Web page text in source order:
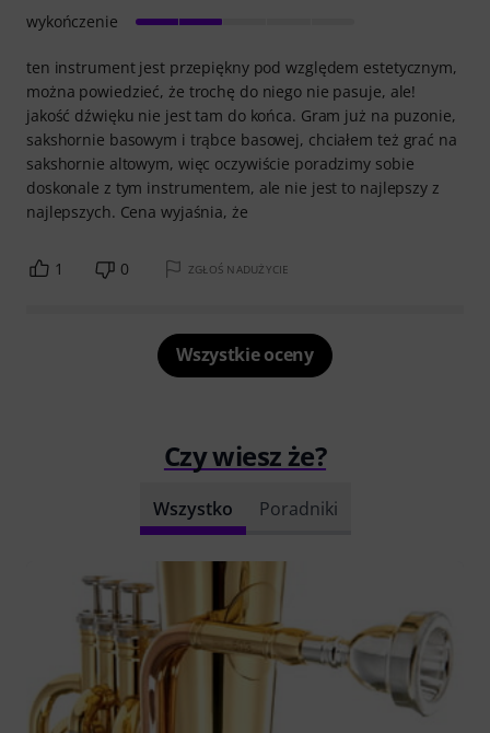
ten instrument jest przepiękny pod względem estetycznym,
można powiedzieć, że trochę do niego nie pasuje, ale!
jakość dźwięku nie jest tam do końca. Gram już na puzonie,
sakshornie basowym i trąbce basowej, chciałem też grać na
sakshornie altowym, więc oczywiście poradzimy sobie
doskonale z tym instrumentem, ale nie jest to najlepszy z
najlepszych. Cena wyjaśnia, że
wykończenie
1 0 ZGŁOŚ NADUŻYCIE
Wszystkie oceny
Czy wiesz że?
Wszystko Poradniki